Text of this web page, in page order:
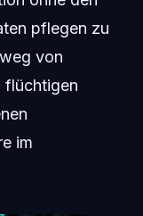
pflegen zu
von
flüchtigen
im